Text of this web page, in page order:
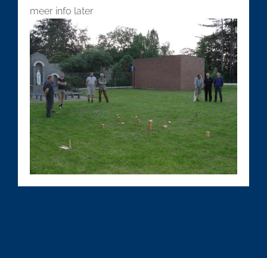
meer info later